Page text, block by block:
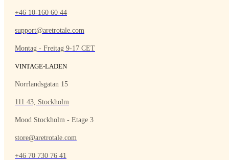
+46 10-160 60 44
support@aretrotale.com
Montag - Freitag 9-17 CET
VINTAGE-LADEN
Norrlandsgatan 15
111 43, Stockholm
Mood Stockholm - Etage 3
store@aretrotale.com
+46 70 730 76 41